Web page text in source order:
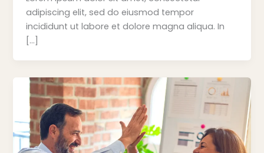
adipiscing elit, sed do eiusmod tempor
incididunt ut labore et dolore magna aliqua. In
[…]